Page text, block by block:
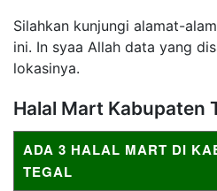
Silahkan kunjungi alamat-
ini. In syaa Allah data yang
lokasinya.
Halal Mart Kabupaten
ADA 3 HALAL MART DI
TEGAL